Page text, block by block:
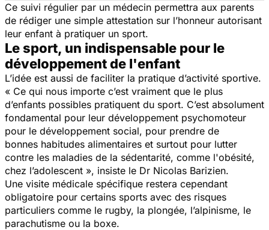
Ce suivi régulier par un médecin permettra aux parents
de rédiger une simple attestation sur l’honneur autorisant
leur enfant à pratiquer un sport.
Le sport, un indispensable pour le
développement de l'enfant
L’idée est aussi de faciliter la pratique d’activité sportive.
« Ce qui nous importe c’est vraiment que le plus
d’enfants possibles pratiquent du sport. C’est absolument
fondamental pour leur développement psychomoteur
pour le développement social, pour prendre de
bonnes habitudes alimentaires et surtout pour lutter
contre les maladies de la sédentarité, comme l'obésité,
chez l’adolescent », insiste le Dr Nicolas Barizien.
Une visite médicale spécifique restera cependant
obligatoire pour certains sports avec des risques
particuliers comme le rugby, la plongée, l’alpinisme, le
parachutisme ou la boxe.